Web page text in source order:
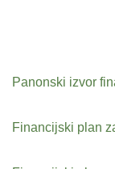
Panonski izvor
Financijski plan